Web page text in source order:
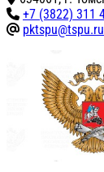
+7 (3822) 311
pktspu@tspu.ru